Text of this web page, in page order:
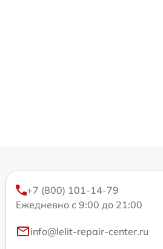
+7 (800) 101-14-79
Ежедневно с 9:00 до 21:00
info@lelit-repair-center.ru